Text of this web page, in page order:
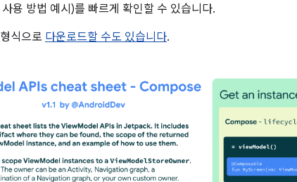
용 방법 예시)를 빠르게 확인할 수 있습니다.
식으로 다운로드할 수도 있습니다.